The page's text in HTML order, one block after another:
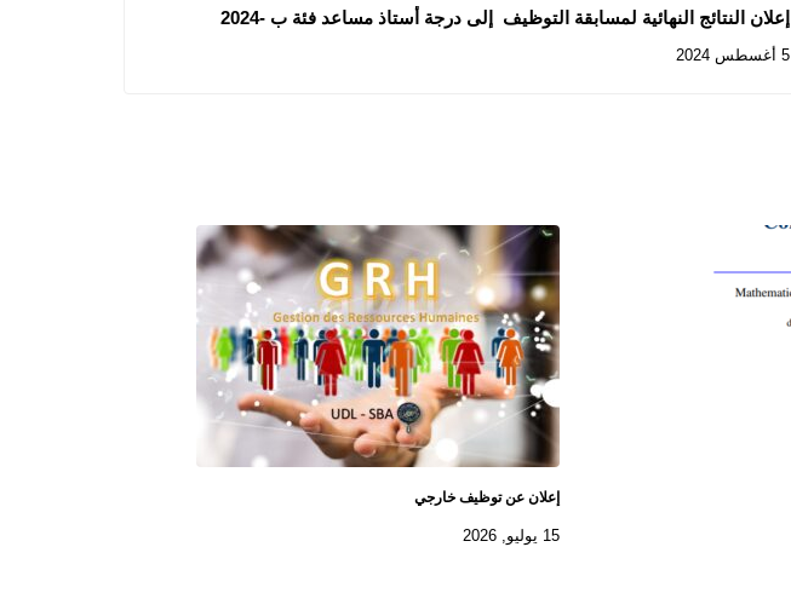
إعلان النتائج النهائية لمسابقة التوظيف إلى درجة أستاذ مساعد فئة ب -2024
5 أغسطس 2024
إعلان عن توظيف خارجي
15 يوليو, 2026